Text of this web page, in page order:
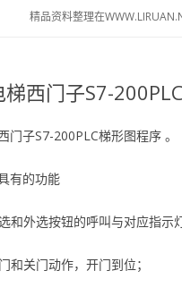
精品资料整理在
西门子S7-
门子S7-200PLC梯形图程序 。
有的功能
和外选按钮的呼叫与对应指示
和关门动作，开门到位；